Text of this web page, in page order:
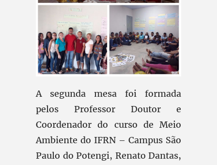
A segunda mesa foi formada
pelos Professor Doutor e
Coordenador do curso de Meio
Ambiente do IFRN – Campus São
Paulo do Potengi, Renato Dantas,